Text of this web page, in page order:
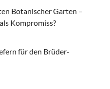
Botanischer Garten –
Kompromiss?
für den Brüder-